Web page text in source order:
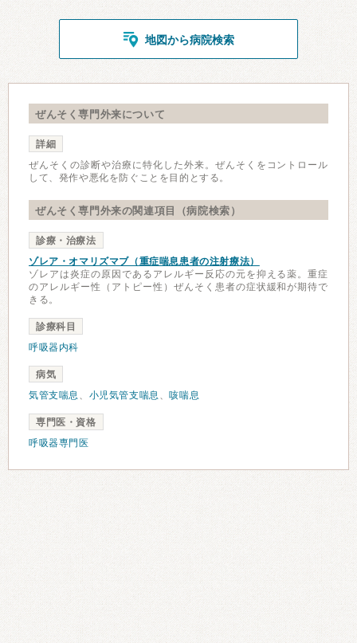
地図から病院検索
ぜんそく専門外来について
詳細
ぜんそくの診断や治療に特化した外来。ぜんそくをコントロール
して、発作や悪化を防ぐことを目的とする。
ぜんそく専門外来の関連項目（病院検索）
診療・治療法
ゾレア・オマリズマブ（重症喘息患者の注射療法）
ゾレアは炎症の原因であるアレルギー反応の元を抑える薬。重症
のアレルギー性（アトピー性）ぜんそく患者の症状緩和が期待で
きる。
診療科目
呼吸器内科
病気
気管支喘息 、 小児気管支喘息 、咳喘息
専門医・資格
呼吸器専門医